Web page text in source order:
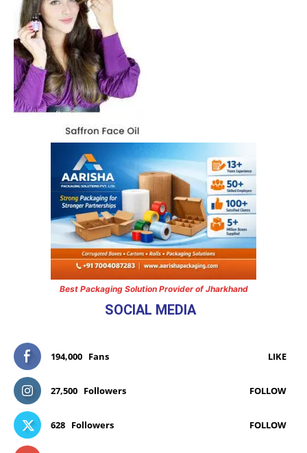
Best Packaging Solution Provider of Jharkhand
SOCIAL MEDIA
194,000 Fans LIKE
27,500 Followers FOLLOW
628 Followers FOLLOW